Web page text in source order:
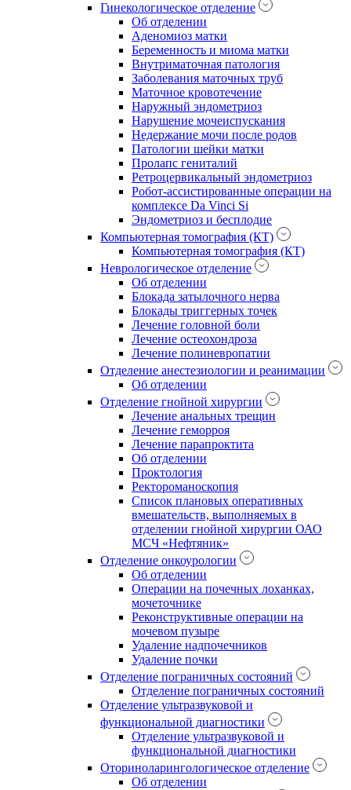
Гинекологическое отделение
Об отделении
Аденомиоз матки
Беременность и миома матки
Внутриматочная патология
Заболевания маточных труб
Маточное кровотечение
Наружный эндометриоз
Нарушение мочеиспускания
Недержание мочи после родов
Патологии шейки матки
Пролапс гениталий
Ретроцервикальный эндометриоз
Робот-ассистированные операции на
комплексе Da Vinci Si
Эндометриоз и бесплодие
Компьютерная томография (КТ)
Компьютерная томография (КТ)
Неврологическое отделение
Об отделении
Блокада затылочного нерва
Блокады триггерных точек
Лечение головной боли
Лечение остеохондроза
Лечение полиневропатии
Отделение анестезиологии и реанимации
Об отделении
Отделение гнойной хирургии
Лечение анальных трещин
Лечение геморроя
Лечение парапроктита
Об отделении
Проктология
Ректороманоскопия
Список плановых оперативных
вмешательств, выполняемых в
отделении гнойной хирургии ОАО
МСЧ «Нефтяник»
Отделение онкоурологии
Об отделении
Операции на почечных лоханках,
мочеточнике
Реконструктивные операции на
мочевом пузыре
Удаление надпочечников
Удаление почки
Отделение пограничных состояний
Отделение пограничных состояний
Отделение ультразвуковой и
функциональной диагностики
Отделение ультразвуковой и
функциональной диагностики
Оториноларингологическое отделение
Об отделении